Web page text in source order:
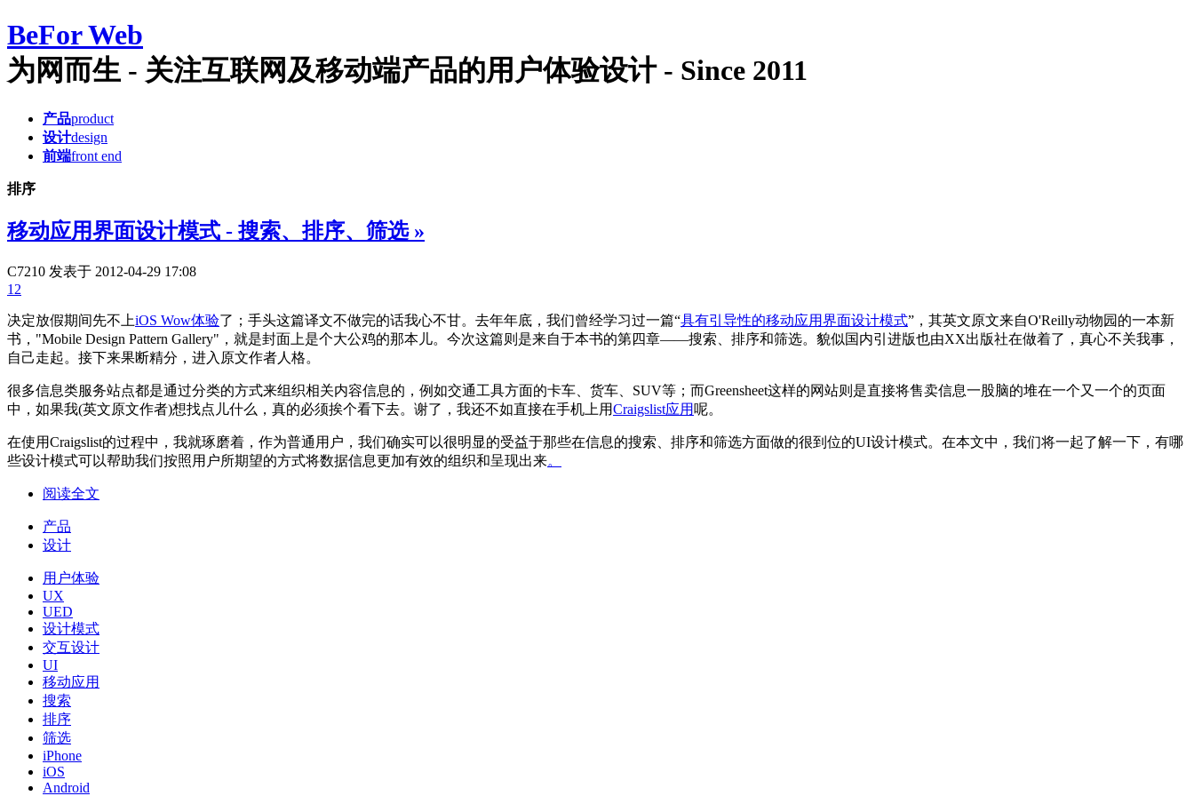
BeFor Web
为网而生 - 关注互联网及移动端产品的用户体验设计 - Since 2011
产品product
设计design
前端front end
排序
移动应用界面设计模式 - 搜索、排序、筛选 »
C7210 发表于 2012-04-29 17:08
12
决定放假期间先不上iOS Wow体验了；手头这篇译文不做完的话我心不甘。去年年底，我们曾经学习过一篇“具有引导性的移动应用界面设计模式”，其英文原文来自O'Reilly动物园的一本新
书，"Mobile Design Pattern Gallery"，就是封面上是个大公鸡的那本儿。今次这篇则是来自于本书的第四章——搜索、排序和筛选。貌似国内引进版也由XX出版社在做着了，真心不关我事，
自己走起。接下来果断精分，进入原文作者人格。
很多信息类服务站点都是通过分类的方式来组织相关内容信息的，例如交通工具方面的卡车、货车、SUV等；而Greensheet这样的网站则是直接将售卖信息一股脑的堆在一个又一个的页面
中，如果我(英文原文作者)想找点儿什么，真的必须挨个看下去。谢了，我还不如直接在手机上用Craigslist应用 呢。
在使用Craigslist的过程中，我就琢磨着，作为普通用户，我们确实可以很明显的受益于那些在信息的搜索、排序和筛选方面做的很到位的UI设计模式。在本文中，我们将一起了解一下，有哪
些设计模式可以帮助我们按照用户所期望的方式将数据信息更加有效的组织和呈现出来。
阅读全文
产品
设计
用户体验
UX
UED
设计模式
交互设计
UI
移动应用
搜索
排序
筛选
iPhone
iOS
Android